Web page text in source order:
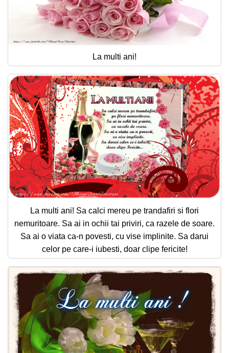
La multi ani!
La multi ani! Sa calci mereu pe trandafiri si flori
nemuritoare. Sa ai in ochii tai priviri, ca razele de soare.
Sa ai o viata ca-n povesti, cu vise implinite. Sa darui
celor pe care-i iubesti, doar clipe fericite!